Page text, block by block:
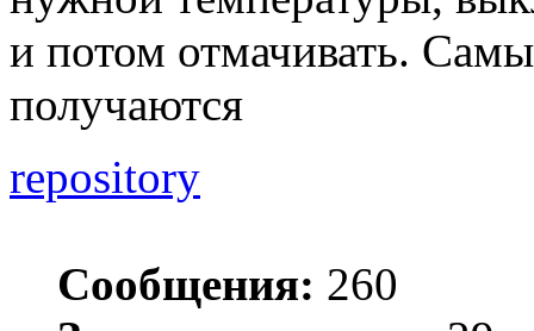
и потом отмачивать.
получаются
repository
Сообщения: 260